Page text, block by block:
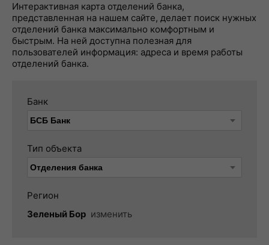
Интерактивная карта отделений банка,
представленная на нашем сайте, делает поиск нужных
отделений банка максимально комфортным и
быстрым. На ней доступна полезная для
пользователей информация: адреса и время работы
отделений банка.
Банк
Тип объекта
Регион
Зеленый Бор изменить